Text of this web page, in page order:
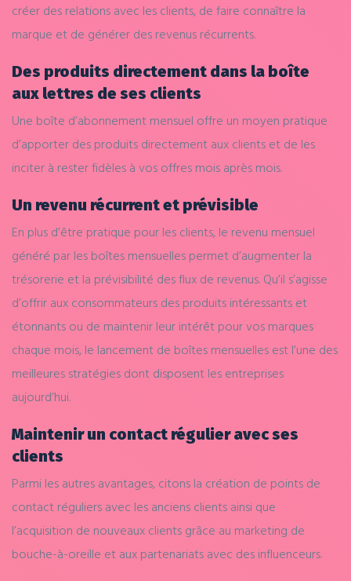
créer des relations avec les clients, de faire connaître la
marque et de générer des revenus récurrents.
Des produits directement dans la boîte
aux lettres de ses clients
Une boîte d’abonnement mensuel offre un moyen pratique
d’apporter des produits directement aux clients et de les
inciter à rester fidèles à vos offres mois après mois.
Un revenu récurrent et prévisible
En plus d’être pratique pour les clients, le revenu mensuel
généré par les boîtes mensuelles permet d’augmenter la
trésorerie et la prévisibilité des flux de revenus. Qu’il s’agisse
d’offrir aux consommateurs des produits intéressants et
étonnants ou de maintenir leur intérêt pour vos marques
chaque mois, le lancement de boîtes mensuelles est l’une des
meilleures stratégies dont disposent les entreprises
aujourd’hui.
Maintenir un contact régulier avec ses
clients
Parmi les autres avantages, citons la création de points de
contact réguliers avec les anciens clients ainsi que
l’acquisition de nouveaux clients grâce au marketing de
bouche-à-oreille et aux partenariats avec des influenceurs.